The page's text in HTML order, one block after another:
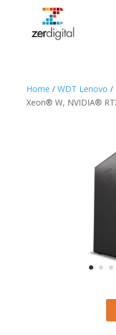
Home / WDT Lenovo /
Xeon® W, NVIDIA®